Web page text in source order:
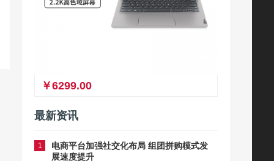
￥6299.00
最新资讯
1
电商平台加强社交化布局 组团拼购模式发
展速度提升